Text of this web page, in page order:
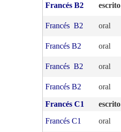
Francés B2 escrito
Francés B2 oral
Francés B2 oral
Francés B2 oral
Francés B2 oral
Francés C1 escrito
Francés C1
oral